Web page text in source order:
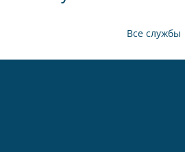
Все службы